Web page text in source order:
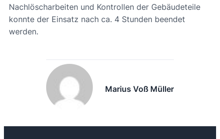
Nachlöscharbeiten und Kontrollen der Gebäudeteile
konnte der Einsatz nach ca. 4 Stunden beendet
werden.
Marius Voß Müller